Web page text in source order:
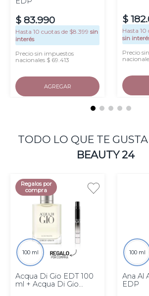
$ 83.990
Hasta 10 cuotas de $8.399 sin
interés
Precio sin impuestos
nacionales $ 69.413
AGREGAR
$ 182.
Hasta 10
sin
Precio
TODO LO QUE TE GUSTA
BEAUTY 24
Regalos por
compra
100 ml
Acqua Di Gio EDT 100
ml + Acqua Di Gio
100 ml
Ana Al
EDP